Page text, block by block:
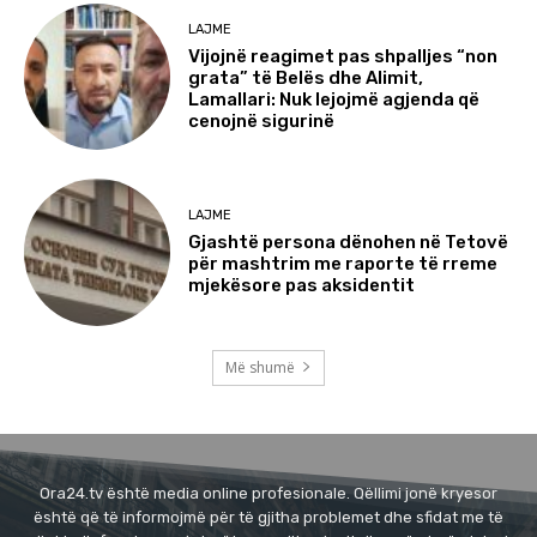
LAJME
Vijojnë reagimet pas shpalljes “non
grata” të Belës dhe Alimit,
Lamallari: Nuk lejojmë agjenda që
cenojnë sigurinë
LAJME
Gjashtë persona dënohen në Tetovë
për mashtrim me raporte të rreme
mjekësore pas aksidentit
Më shumë
Ora24.tv është media online profesionale. Qëllimi jonë kryesor
është që të informojmë për të gjitha problemet dhe sfidat me të